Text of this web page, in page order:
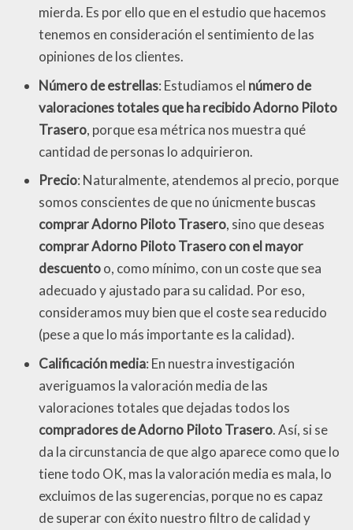
mierda. Es por ello que en el estudio que hacemos
tenemos en consideración el sentimiento de las
opiniones de los clientes.
Número de estrellas: Estudiamos el número de
valoraciones totales que ha recibido Adorno Piloto
Trasero, porque esa métrica nos muestra qué
cantidad de personas lo adquirieron.
Precio: Naturalmente, atendemos al precio, porque
somos conscientes de que no únicmente buscas
comprar Adorno Piloto Trasero, sino que deseas
comprar Adorno Piloto Trasero con el mayor
descuentoo, como mínimo, con un coste que sea
adecuado y ajustado para su calidad. Por eso,
consideramos muy bien que el coste sea reducido
(pese a que lo más importante es la calidad).
Calificación media: En nuestra investigación
averiguamos la valoración media de las
valoraciones totales que dejadas todos los
compradores de Adorno Piloto Trasero. Así, si se
da la circunstancia de que algo aparece como que lo
tiene todo OK, mas la valoración media es mala, lo
excluimos de las sugerencias, porque no es capaz
de superar con éxito nuestro filtro de calidad y